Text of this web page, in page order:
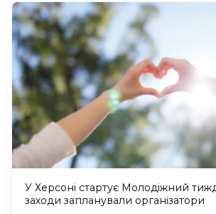
У Херсоні стартує Молодіжний
заходи запланували організатори